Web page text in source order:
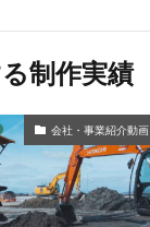
制作実績
会社・事業紹介動画